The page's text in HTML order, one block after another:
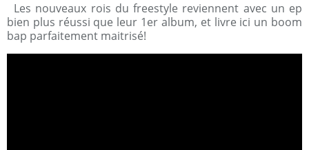
Les nouveaux rois du freestyle reviennent avec un ep
bien plus réussi que leur 1er album, et livre ici un boom
bap parfaitement maitrisé!